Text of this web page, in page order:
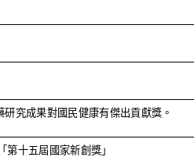
研究成果對國民健康有傑出貢獻獎。
十五屆國家新創獎」